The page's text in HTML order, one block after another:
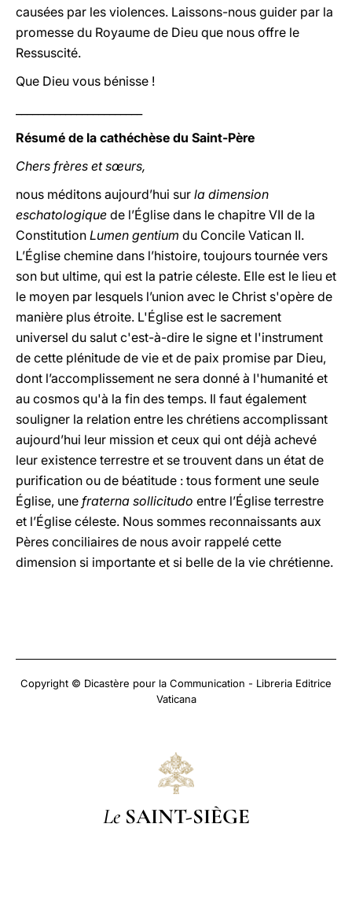
causées par les violences. Laissons-nous guider par la
promesse du Royaume de Dieu que nous offre le
Ressuscité.
Que Dieu vous bénisse !
Résumé de la cathéchèse du Saint-Père
Chers frères et sœurs,
nous méditons aujourd’hui sur la dimension
eschatologique de l’Église dans le chapitre VII de la
Constitution Lumen gentium du Concile Vatican II.
L’Église chemine dans l’histoire, toujours tournée vers
son but ultime, qui est la patrie céleste. Elle est le lieu et
le moyen par lesquels l’union avec le Christ s'opère de
manière plus étroite. L'Église est le sacrement
universel du salut c'est-à-dire le signe et l'instrument
de cette plénitude de vie et de paix promise par Dieu,
dont l’accomplissement ne sera donné à l'humanité et
au cosmos qu'à la fin des temps. Il faut également
souligner la relation entre les chrétiens accomplissant
aujourd’hui leur mission et ceux qui ont déjà achevé
leur existence terrestre et se trouvent dans un état de
purification ou de béatitude : tous forment une seule
Église, une fraterna sollicitudo entre l’Église terrestre
et l’Église céleste. Nous sommes reconnaissants aux
Pères conciliaires de nous avoir rappelé cette
dimension si importante et si belle de la vie chrétienne.
Copyright © Dicastère pour la Communication - Libreria Editrice
Vaticana
Le SAINT-SIÈGE